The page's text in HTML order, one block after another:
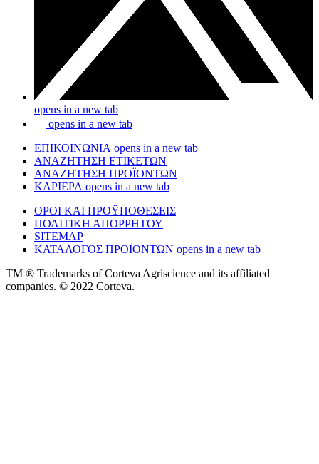
opens in a new tab
opens in a new tab
ΕΠΙΚΟΙΝΩΝΙΑ opens in a new tab
ΑΝΑΖΗΤΗΣΗ ΕΤΙΚΕΤΩΝ
ΑΝΑΖΗΤΗΣΗ ΠΡΟΪΟΝΤΩΝ
ΚΑΡΙΕΡΑ opens in a new tab
ΟΡΟΙ ΚΑΙ ΠΡΟŸΠΟΘΕΣΕΙΣ
ΠΟΛΙΤΙΚΗ ΑΠΟΡΡΗΤΟΥ
SITEMAP
ΚΑΤΑΛΟΓΟΣ ΠΡΟΪΟΝΤΩΝ opens in a new tab
TM ® Trademarks of Corteva Agriscience and its affiliated
companies. © 2022 Corteva.